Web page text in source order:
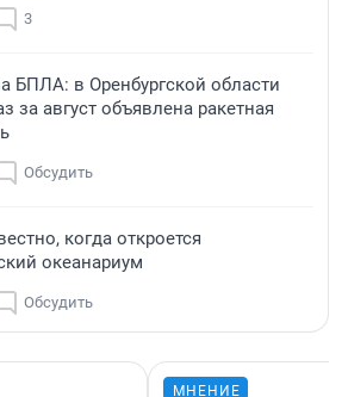
3
БПЛА: в Оренбургской области
за август объявлена ракетная
Обсудить
когда откроется
океанариум
Обсудить
МНЕНИЕ